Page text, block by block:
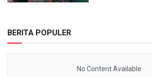
BERITA POPULER
No Content Available